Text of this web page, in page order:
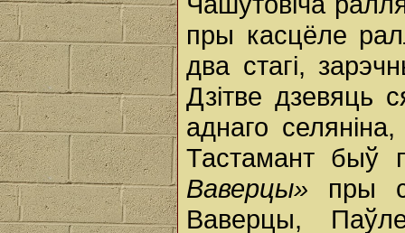
пры касцёле
два стагі,
Дзітве дзевяць
аднаго
Тастамант быў
Ваверцы» пры
Ваверцы,